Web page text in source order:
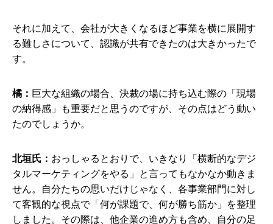
それに加えて、会社が大きくなるほど事業を横に展開す
る難しさについて、認識が共有できたのは大きかったで
す。
橘： 巨大な組織の場合、決裁の場に持ち込む際の「現場
の納得感」も重要だと思うのですが、その点はどう動い
たのでしょうか。
北垣氏： おっしゃるとおりで、いきなり「横断的なデジ
タルマーケティングをやる」と言ってもなかなか動きま
せん。自分たちの思いだけじゃなく、各事業部門に対し
て客観的な視点で「何が課題で、何が勝ち筋か」を整理
しました。その際は、他企業の進め方も含め、自分の足